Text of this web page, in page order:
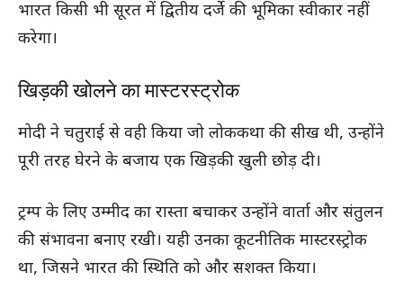
भारत किसी भी सूरत में द्वितीय दर्जे की भूमिका स्वीकार नहीं
करेगा।
खिड़की खोलने का मास्टरस्ट्रोक
मोदी ने चतुराई से वही किया जो लोककथा की सीख थी, उन्होंने
पूरी तरह घेरने के बजाय एक खिड़की खुली छोड़ दी।
ट्रम्प के लिए उम्मीद का रास्ता बचाकर उन्होंने वार्ता और संतुलन
की संभावना बनाए रखी। यही उनका कूटनीतिक मास्टरस्ट्रोक
था, जिसने भारत की स्थिति को और सशक्त किया।